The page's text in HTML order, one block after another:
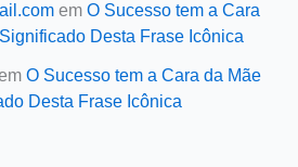
em O Sucesso tem a Cara
Desta Frase Icônica
O Sucesso tem a Cara da Mãe
Desta Frase Icônica